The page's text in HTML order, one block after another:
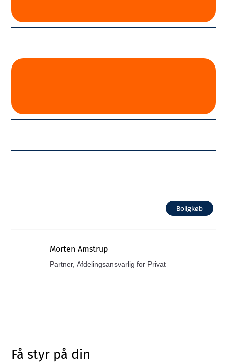
Boligkøb
Morten Amstrup
Partner, Afdelingsansvarlig for Privat
Få styr på din